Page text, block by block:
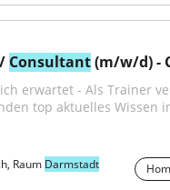
Consultant (m/w/d) -
erwartet - Als Trainer
top aktuelles Wissen
Raum Darmstadt